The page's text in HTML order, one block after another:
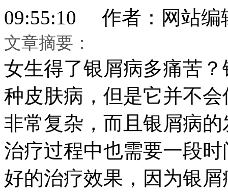
09:55:10 作者：网站编
文章摘要：
女生得了银屑病多痛苦
种皮肤病，但是它并不
非常复杂，而且银屑病
治疗过程中也需要一段
好的治疗效果，因为银